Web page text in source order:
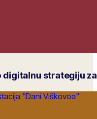
strategiju